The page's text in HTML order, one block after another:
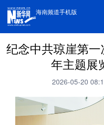
海南频道手机版
纪念中共琼崖第
年主题展
2026-05-20